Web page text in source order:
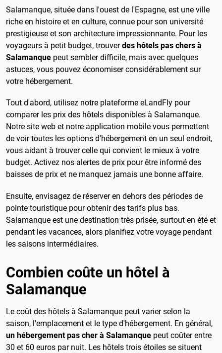
Salamanque, située dans l'ouest de l'Espagne, est une ville
riche en histoire et en culture, connue pour son université
prestigieuse et son architecture impressionnante. Pour les
voyageurs à petit budget, trouverdes hôtels pas chers à
Salamanque peut sembler difficile, mais avec quelques
astuces, vous pouvez économiser considérablement sur
votre hébergement.
Tout d'abord, utilisez notre plateforme eLandFly pour
comparer les prix des hôtels disponibles à Salamanque.
Notre site web et notre application mobile vous permettent
de voir toutes les options d'hébergement en un seul endroit,
vous aidant à trouver celle qui convient le mieux à votre
budget. Activez nos alertes de prix pour être informé des
baisses de prix et ne manquez jamais une bonne affaire.
Ensuite, envisagez de réserver en dehors des périodes de
pointe touristique pour obtenir des tarifs plus bas.
Salamanque est une destination très prisée, surtout en été et
pendant les vacances, alors planifiez votre voyage pendant
les saisons intermédiaires.
Combien coûte un hôtel à
Salamanque
Le coût des hôtels à Salamanque peut varier selon la
saison, l'emplacement et le type d'hébergement. En général,
un hébergement pas cher à Salamanque peut coûter entre
30 et 60 euros par nuit. Les hôtels trois étoiles se situent